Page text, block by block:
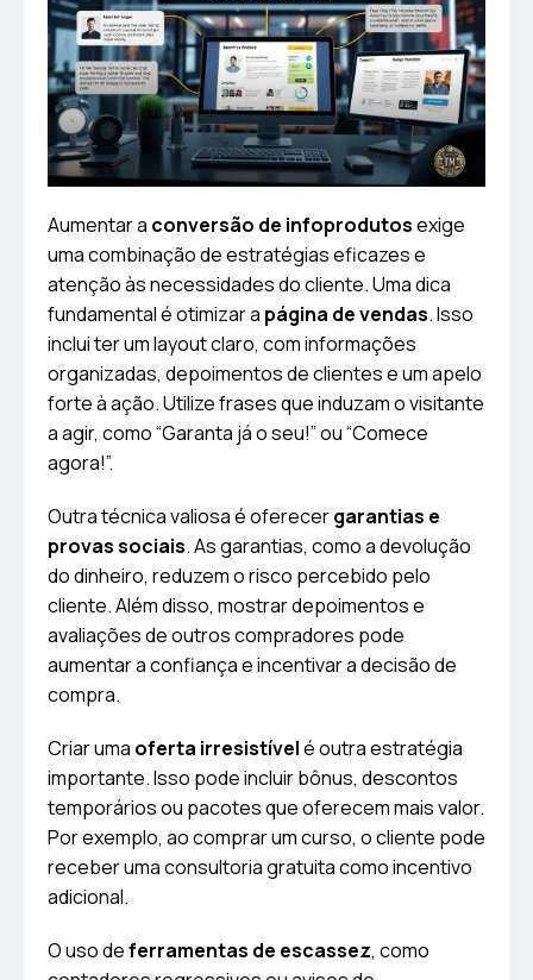
Aumentar a conversão de infoprodutosexige
uma combinação de estratégias eficazes e
atenção às necessidades do cliente. Uma dica
fundamental é otimizar a página de vendas. Isso
inclui ter um layout claro, com informações
organizadas, depoimentos de clientes e um apelo
forte à ação. Utilize frases que induzam o visitante
a agir, como “Garanta já o seu!” ou “Comece
agora!”.
Outra técnica valiosa é oferecergarantias e
provas sociais. As garantias, como a devolução
do dinheiro, reduzem o risco percebido pelo
cliente. Além disso, mostrar depoimentos e
avaliações de outros compradores pode
aumentar a confiança e incentivar a decisão de
compra.
Criar uma oferta irresistívelé outra estratégia
importante. Isso pode incluir bônus, descontos
temporários ou pacotes que oferecem mais valor.
Por exemplo, ao comprar um curso, o cliente pode
receber uma consultoria gratuita como incentivo
adicional.
O uso deferramentas de escassez, como